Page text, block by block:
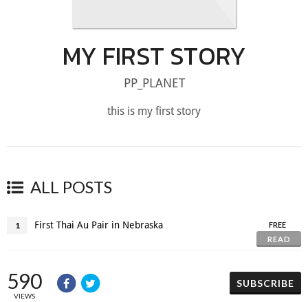
MY FIRST STORY
PP_PLANET
this is my first story
ALL POSTS
1 First Thai Au Pair in Nebraska
FREE
READ
590
VIEWS
SUBSCRIBE